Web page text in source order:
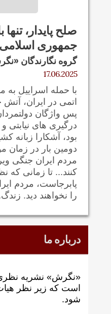
صلح پایدار،
جمهوری
گروه نگارندگان
17.06.2025
با حمله اسراییل
اتمی در ایران،
پس واژگان
درگیری های نیابتی و
بود، آشکارا زبانه
دومین بار در زمان
مردم ایران جنگی
کنند... تا زمانی که
پابرجاست، مردم
را نخواهند دید.
درباره ما
«نگرش» نشریه نظری-
است که زير نظر
شود.